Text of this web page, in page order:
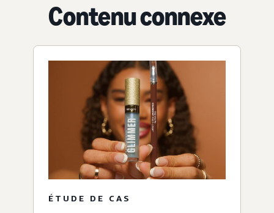
Contenu connexe
ÉTUDE DE CAS